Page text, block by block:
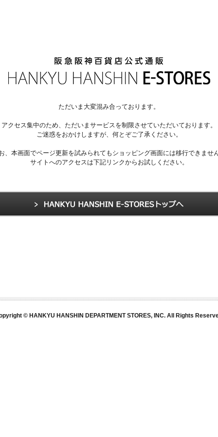
ただいま大変混み合っております。
アクセス集中のため、ただいまサービスを制限させていただいております。
ご迷惑をおかけしますが、何とぞご了承ください。
、本画面でページ更新を試みられてもショッピング画面には移行できませ
サイトへのアクセスは下記リンクからお試しください。
© HANKYU HANSHIN DEPARTMENT STORES, INC. All Rights